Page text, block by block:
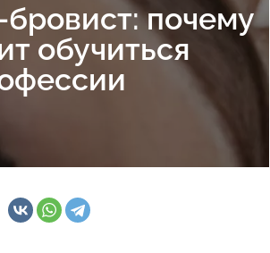
почему
обучиться